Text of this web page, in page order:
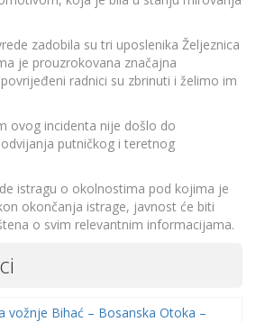
zadobila su tri uposlenika Željeznica
je prouzrokovana značajna
radnici su zbrinuti i želimo im
ovog incidenta nije došlo do
putničkog i teretnog
istragu o okolnostima pod kojima je
okončanja istrage, javnost će biti
o svim relevantnim informacijama.
vožnje Bihać – Bosanska Otoka –